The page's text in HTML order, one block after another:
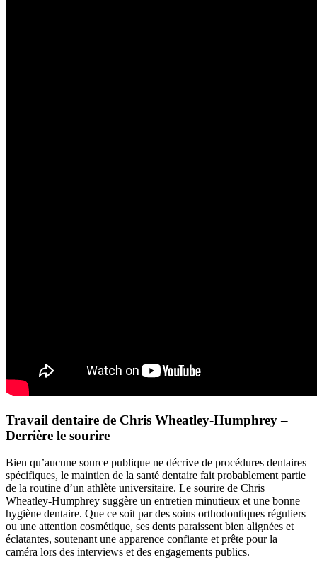
Travail dentaire de Chris Wheatley-Humphrey –
Derrière le sourire
Bien qu’aucune source publique ne décrive de procédures dentaires
spécifiques, le maintien de la santé dentaire fait probablement partie
de la routine d’un athlète universitaire. Le sourire de Chris
Wheatley-Humphrey suggère un entretien minutieux et une bonne
hygiène dentaire. Que ce soit par des soins orthodontiques réguliers
ou une attention cosmétique, ses dents paraissent bien alignées et
éclatantes, soutenant une apparence confiante et prête pour la
caméra lors des interviews et des engagements publics.